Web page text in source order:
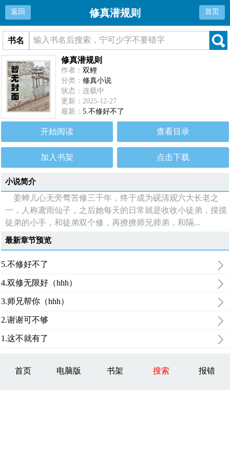
返回 修真潜规则 首页
书名
修真潜规则
作者：双鲤
分类：修真小说
状态：连载中
更新：2025-12-27
最新：5.不修好不了
开始阅读 查看目录
加入书架 点击下载
小说简介
姜蝉儿心无旁骛苦修三千年，终于成为砚清观六大长老之
一，人称鸢雨仙子，之后她每天的日常就是收收小徒弟，摸摸
徒弟的小手，和徒弟双个修，再撩撩师兄师弟，和隔...
最新章节预览
5.不修好不了
4.双修无限好（hhh）
3.师兄帮你（hhh）
2.谢谢可不够
1.这不就有了
首页 电脑版 书架 搜索 报错